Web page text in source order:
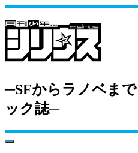
─SFからラノベま
ック誌─
toggle navigation